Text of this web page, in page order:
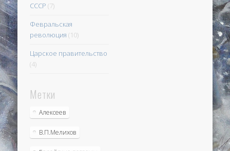
СССР (7)
Февральская
революция (10)
Царское правительство
(4)
Метки
Алексеев
В.П.Мелихов